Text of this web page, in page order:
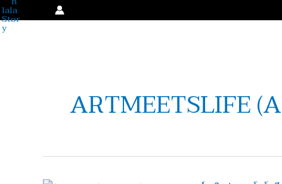
Skip
to
ARTMEETSLIFE